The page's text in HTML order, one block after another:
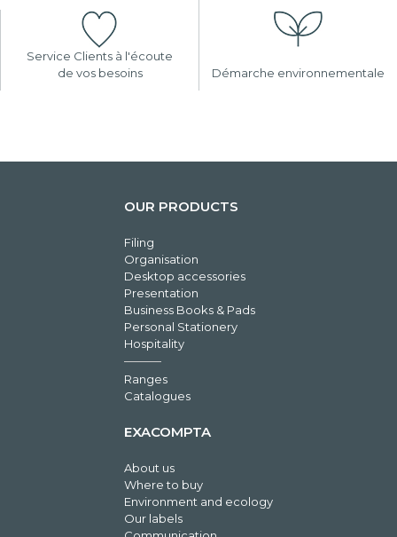
Service Clients à l'écoute
de vos besoins
Démarche environnementale
OUR PRODUCTS
Filing
Organisation
Desktop accessories
Presentation
Business Books & Pads
Personal Stationery
Hospitality
Ranges
Catalogues
EXACOMPTA
About us
Where to buy
Environment and ecology
Our labels